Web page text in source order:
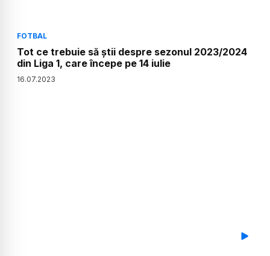
FOTBAL
Tot ce trebuie să știi despre sezonul 2023/2024
din Liga 1, care începe pe 14 iulie
16.07.2023